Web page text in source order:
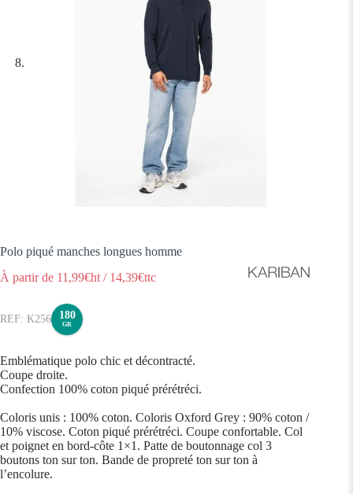
Polo piqué manches longues homme
À partir de 11,99€ht / 14,39€ttc
K256 180
GR
Emblématique polo chic et décontracté.
Coupe droite.
Confection 100% coton piqué prérétréci.
Coloris unis : 100% coton. Coloris Oxford Grey : 90% coton /
10% viscose. Coton piqué prérétréci. Coupe confortable. Col
et poignet en bord-côte 1×1. Patte de boutonnage col 3
boutons ton sur ton. Bande de propreté ton sur ton à
l’encolure.